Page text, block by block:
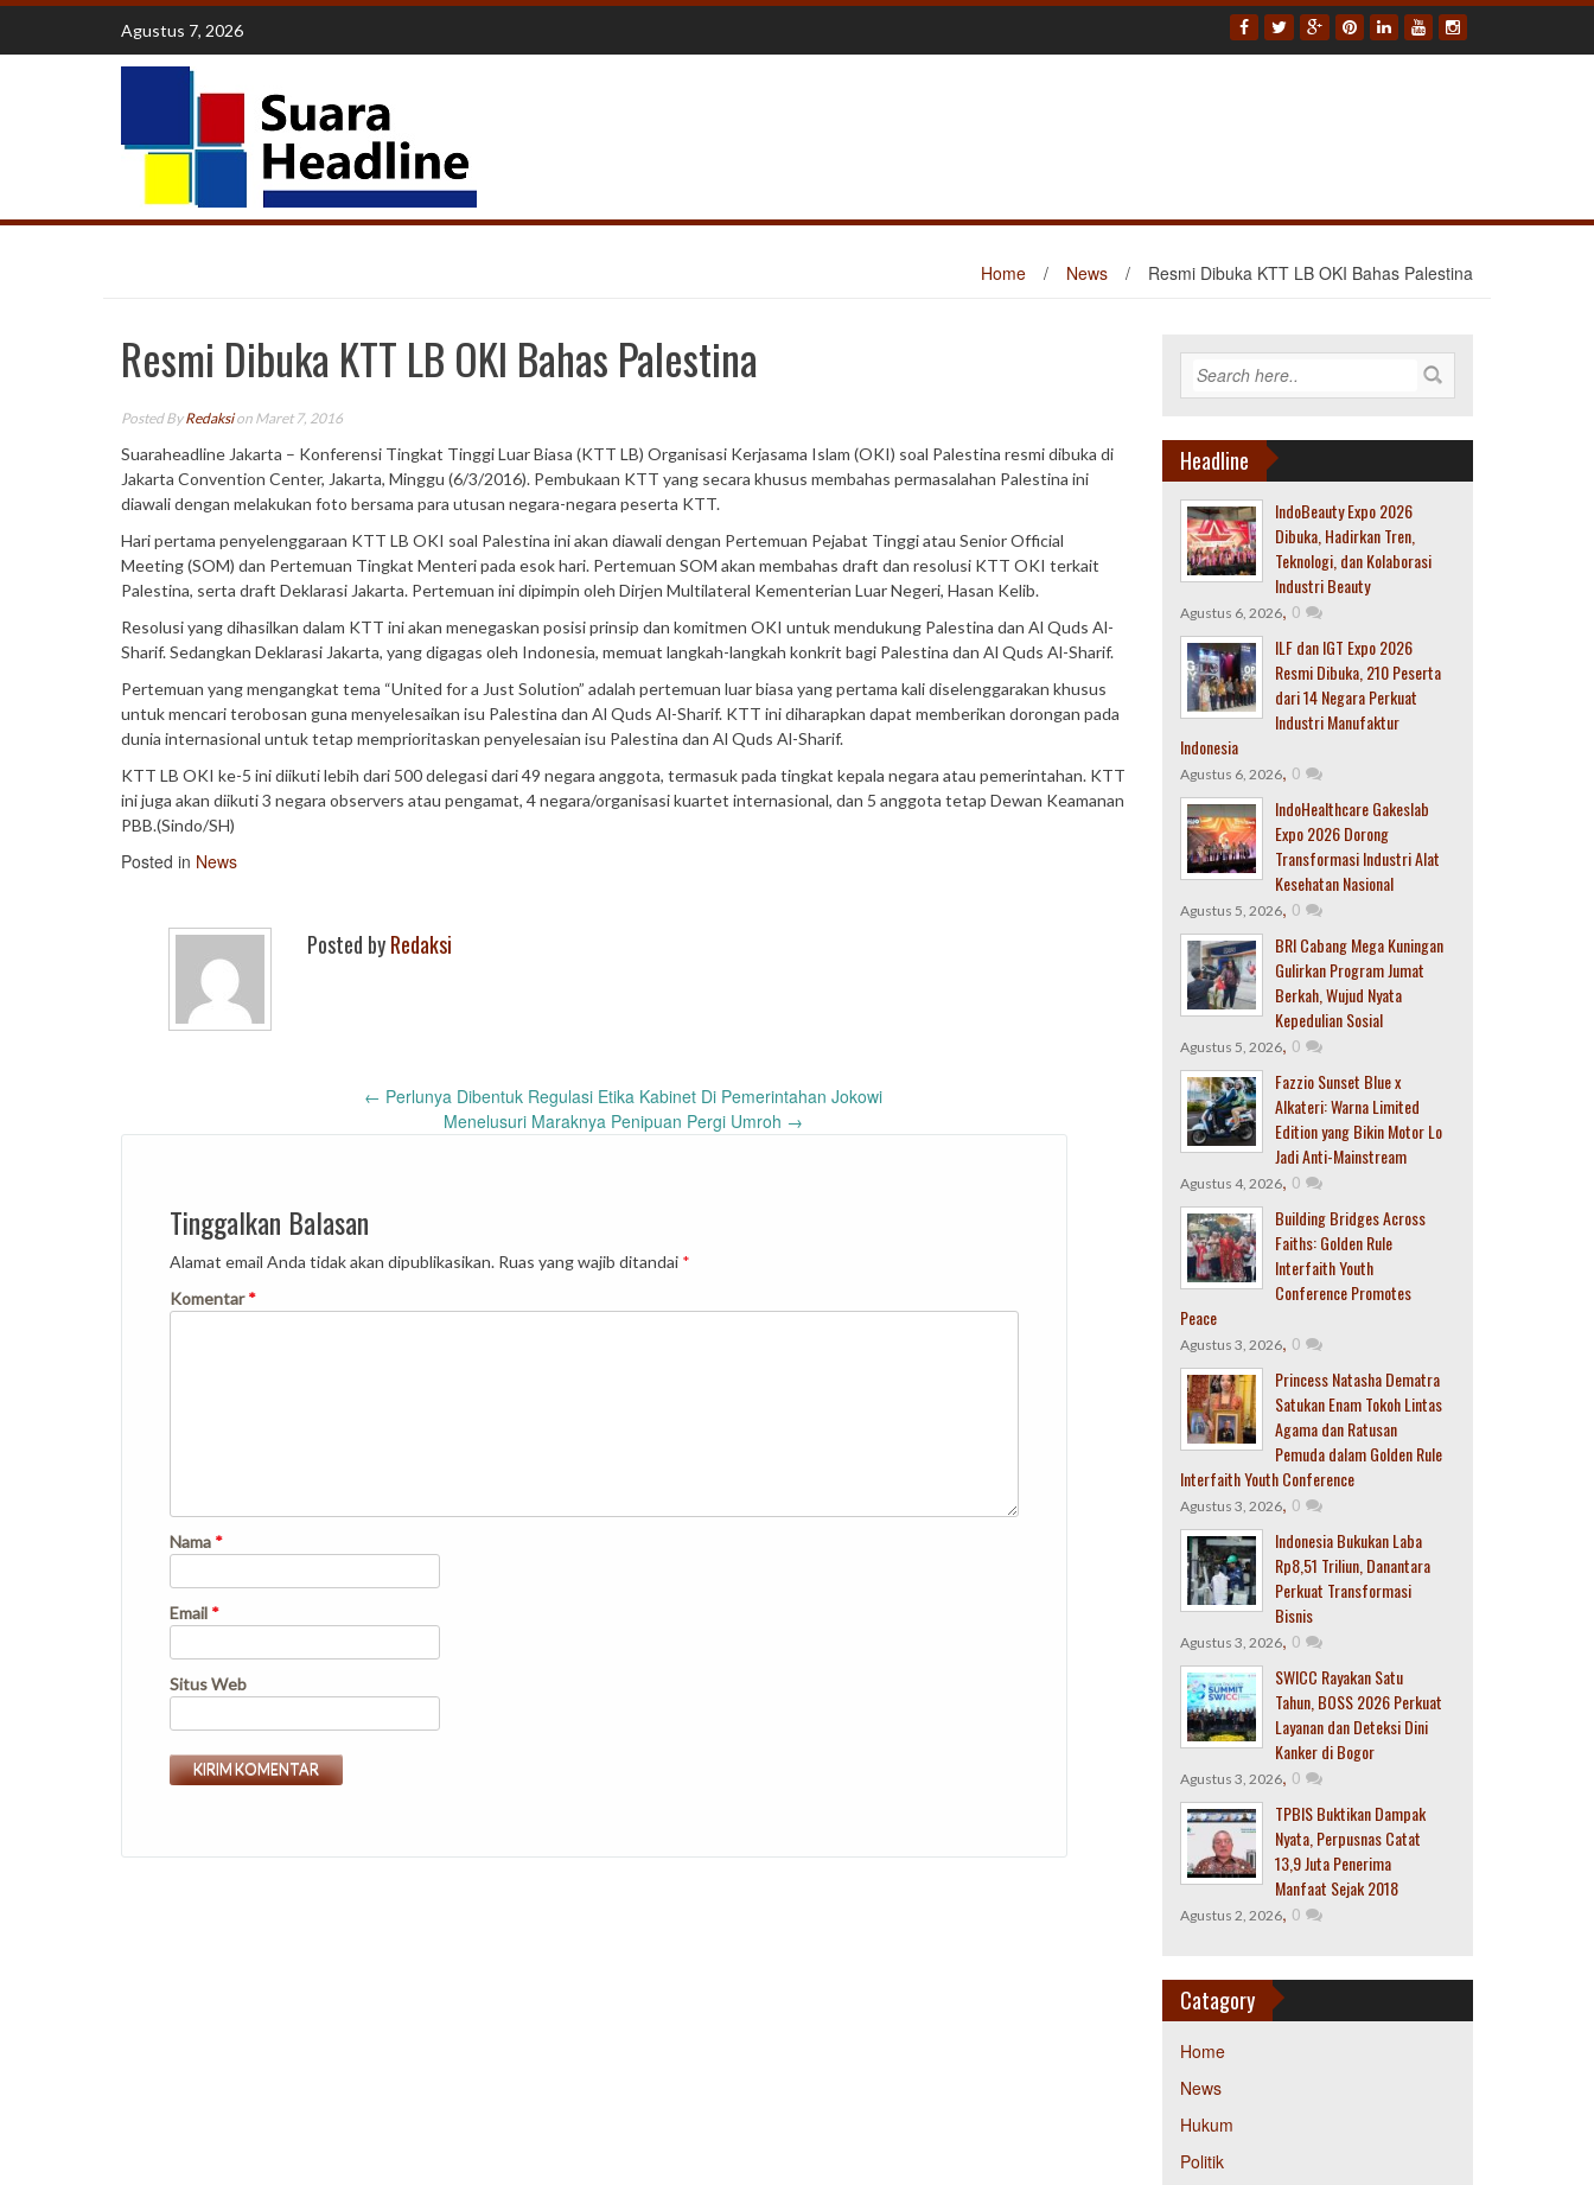
Skip
content
Agustus 7, 2026
Home / News / Resmi Dibuka KTT LB OKI Bahas Palestina
Resmi Dibuka KTT LB OKI Bahas Palestina
Posted ByRedaksion Maret 7, 2016
Suaraheadline Jakarta – Konferensi Tingkat Tinggi Luar Biasa (KTT LB) Organisasi Kerjasama Islam (OKI) soal Palestina resmi dibuka di
Jakarta Convention Center, Jakarta, Minggu (6/3/2016). Pembukaan KTT yang secara khusus membahas permasalahan Palestina ini
diawali dengan melakukan foto bersama para utusan negara-negara peserta KTT.
Hari pertama penyelenggaraan KTT LB OKI soal Palestina ini akan diawali dengan Pertemuan Pejabat Tinggi atau Senior Official
Meeting (SOM) dan Pertemuan Tingkat Menteri pada esok hari. Pertemuan SOM akan membahas draft dan resolusi KTT OKI terkait
Palestina, serta draft Deklarasi Jakarta. Pertemuan ini dipimpin oleh Dirjen Multilateral Kementerian Luar Negeri, Hasan Kelib.
Resolusi yang dihasilkan dalam KTT ini akan menegaskan posisi prinsip dan komitmen OKI untuk mendukung Palestina dan Al Quds Al-
Sharif. Sedangkan Deklarasi Jakarta, yang digagas oleh Indonesia, memuat langkah-langkah konkrit bagi Palestina dan Al Quds Al-Sharif.
Pertemuan yang mengangkat tema “United for a Just Solution” adalah pertemuan luar biasa yang pertama kali diselenggarakan khusus
untuk mencari terobosan guna menyelesaikan isu Palestina dan Al Quds Al-Sharif. KTT ini diharapkan dapat memberikan dorongan pada
dunia internasional untuk tetap memprioritaskan penyelesaian isu Palestina dan Al Quds Al-Sharif.
KTT LB OKI ke-5 ini diikuti lebih dari 500 delegasi dari 49 negara anggota, termasuk pada tingkat kepala negara atau pemerintahan. KTT
ini juga akan diikuti 3 negara observers atau pengamat, 4 negara/organisasi kuartet internasional, dan 5 anggota tetap Dewan Keamanan
PBB.(Sindo/SH)
Posted in News
Posted byRedaksi
navigation
← Perlunya Dibentuk Regulasi Etika Kabinet Di Pemerintahan Jokowi
Menelusuri Maraknya Penipuan Pergi Umroh →
Tinggalkan Balasan
Alamat email Anda tidak akan dipublikasikan. Ruas yang wajib ditandai *
Komentar*
Nama *
Email *
Situs Web
Headline
IndoBeauty Expo 2026
Dibuka, Hadirkan Tren,
Teknologi, dan Kolaborasi
Industri Beauty
Agustus 6, 2026, 0
ILF dan IGT Expo 2026
Resmi Dibuka, 210 Peserta
dari 14 Negara Perkuat
Industri Manufaktur
Indonesia
Agustus 6, 2026, 0
IndoHealthcare Gakeslab
Expo 2026 Dorong
Transformasi Industri Alat
Kesehatan Nasional
Agustus 5, 2026, 0
BRI Cabang Mega Kuningan
Gulirkan Program Jumat
Berkah, Wujud Nyata
Kepedulian Sosial
Agustus 5, 2026, 0
Fazzio Sunset Blue x
Alkateri: Warna Limited
Edition yang Bikin Motor Lo
Jadi Anti-Mainstream
Agustus 4, 2026, 0
Building Bridges Across
Faiths: Golden Rule
Interfaith Youth
Conference Promotes
Peace
Agustus 3, 2026, 0
Princess Natasha Dematra
Satukan Enam Tokoh Lintas
Agama dan Ratusan
Pemuda dalam Golden Rule
Interfaith Youth Conference
Agustus 3, 2026, 0
Indonesia Bukukan Laba
Rp8,51 Triliun, Danantara
Perkuat Transformasi
Bisnis
Agustus 3, 2026, 0
SWICC Rayakan Satu
Tahun, BOSS 2026 Perkuat
Layanan dan Deteksi Dini
Kanker di Bogor
Agustus 3, 2026, 0
TPBIS Buktikan Dampak
Nyata, Perpusnas Catat
13,9 Juta Penerima
Manfaat Sejak 2018
Agustus 2, 2026, 0
Catagory
Home
News
Hukum
Politik